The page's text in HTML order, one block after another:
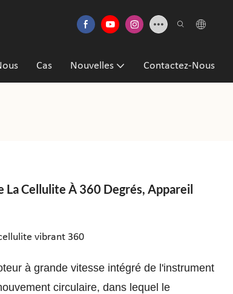
Cas Nouvelles Contactez-Nous
Cellulite À 360 Degrés, Appareil
vibrant 360
à grande vitesse intégré de l'instrument
circulaire, dans lequel le